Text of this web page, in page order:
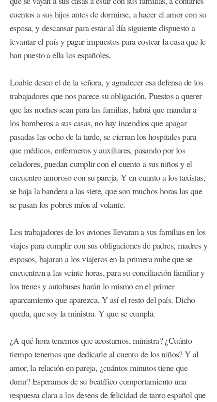
cuentos a sus hijos antes de dormirse, a hacer el amor con su
esposa, y descansar para estar al día siguiente dispuesto a
levantar el país y pagar impuestos para costear la casa que le
han puesto a ella los españoles.
Loable deseo el de la señora, y agradecer esa defensa de los
trabajadores que nos parece su obligación. Puestos a querer
que las noches sean para las familias, habrá que mandar a
los bomberos a sus casas, no hay incendios que apagar
pasadas las ocho de la tarde, se cierran los hospitales para
que médicos, enfermeros y auxiliares, pasando por los
celadores, puedan cumplir con el cuento a sus niños y el
encuentro amoroso con su pareja. Y en cuanto a los taxistas,
se baja la bandera a las siete, que son muchos horas las que
se pasan los pobres míos al volante.
Los trabajadores de los aviones llevaran a sus familias en los
viajes para cumplir con sus obligaciones de padres, madres y
esposos, bajaran a los viajeros en la primera nube que se
encuentren a las veinte horas, para su conciliación familiar y
los trenes y autobuses harán lo mismo en el primer
aparcamiento que aparezca. Y así el resto del país. Dicho
queda, que soy la ministra. Y que se cumpla.
¿A qué hora tenemos que acostarnos, ministra? ¿Cuánto
tiempo tenemos que dedicarle al cuento de los niños? Y al
amor, la relación en pareja, ¿cuántos minutos tiene que
durar? Esperamos de su beatífico comportamiento una
respuesta clara a los deseos de felicidad de tanto español que